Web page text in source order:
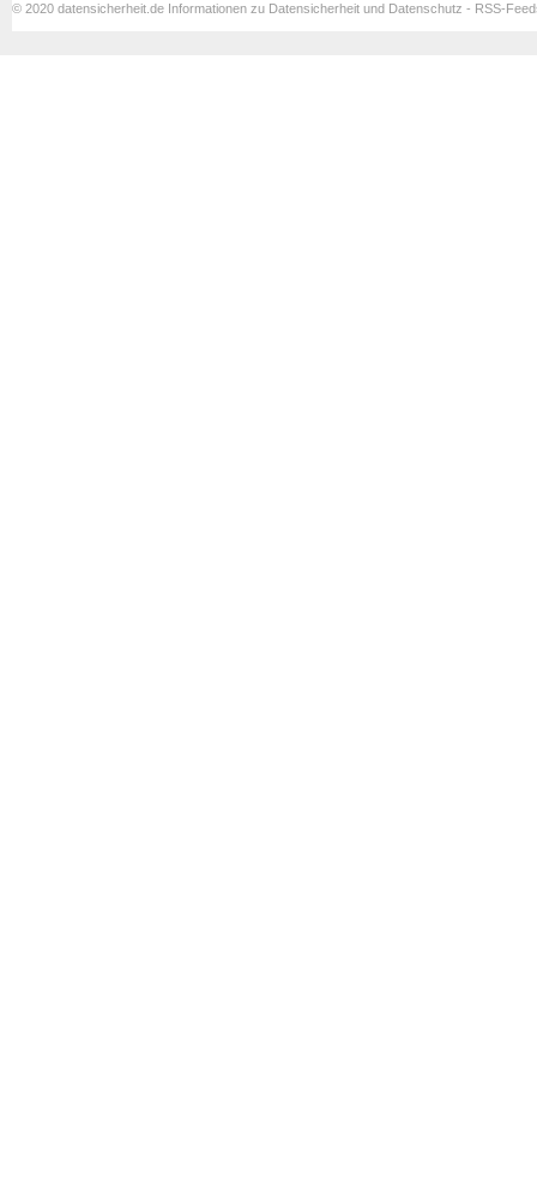
© 2020 datensicherheit.de Informationen zu Datensicherheit und Datenschutz - RSS-